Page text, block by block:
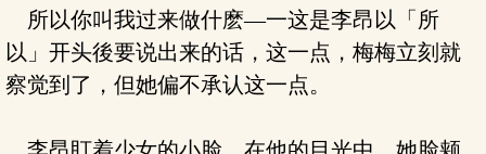
所以你叫我过来做什麽—一这是李昂以「所
以」开头後要说出来的话，这一点，梅梅立刻就
察觉到了，但她偏不承认这一点。